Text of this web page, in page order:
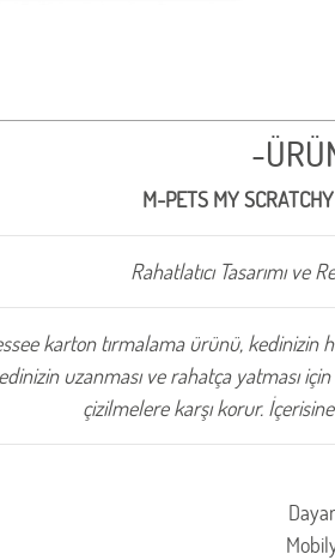
-
M-PETS MY
Rahatlatıcı Tasarımı ve
karton tırmalama ürünü,
uzanması ve rahatça yatması
çizilmelere karşı korur.